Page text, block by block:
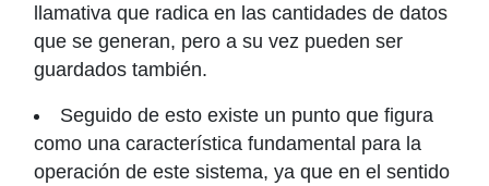
llamativa que radica en las cantidades de datos
que se generan, pero a su vez pueden ser
guardados también.
Seguido de esto existe un punto que figura
como una característica fundamental para la
operación de este sistema, ya que en el sentido